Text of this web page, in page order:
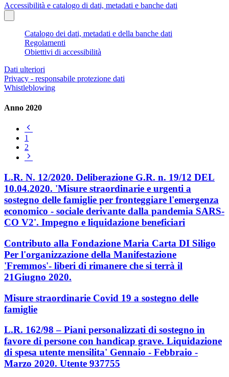
Accessibilità e catalogo di dati, metadati e banche dati
Catalogo dei dati, metadati e della banche dati
Regolamenti
Obiettivi di accessibilità
Dati ulteriori
Privacy - responsabile protezione dati
Whistleblowing
Anno 2020
1
2
L.R. N. 12/2020. Deliberazione G.R. n. 19/12 DEL
10.04.2020. 'Misure straordinarie e urgenti a
sostegno delle famiglie per fronteggiare l'emergenza
economico - sociale derivante dalla pandemia SARS-
CO V2'. Impegno e liquidazione beneficiari
Contributo alla Fondazione Maria Carta DI Siligo
Per l'organizzazione della Manifestazione
'Fremmos'- liberi di rimanere che si terrà il
21Giugno 2020.
Misure straordinarie Covid 19 a sostegno delle
famiglie
L.R. 162/98 – Piani personalizzati di sostegno in
favore di persone con handicap grave. Liquidazione
di spesa utente mensilita' Gennaio - Febbraio -
Marzo 2020. Utente 937755